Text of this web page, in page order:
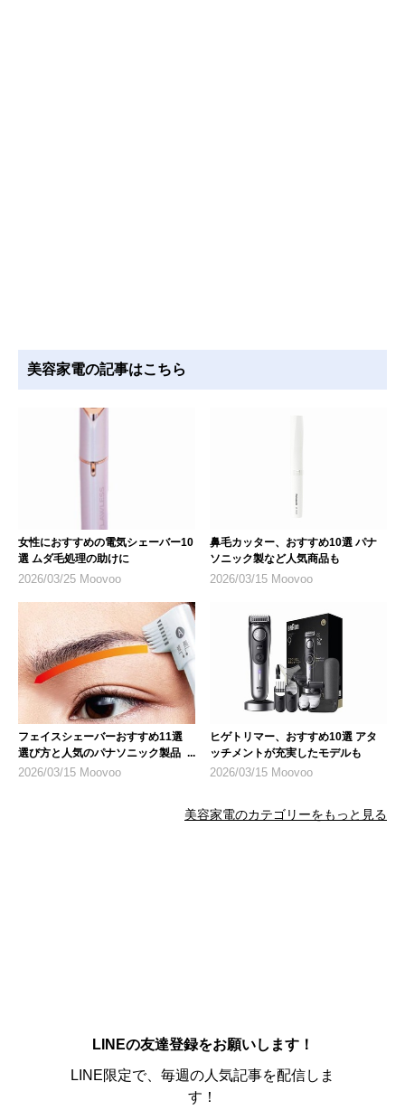
美容家電の記事はこちら
女性におすすめの電気シェーバー10
選 ムダ毛処理の助けに
2026/03/25 Moovoo
鼻毛カッター、おすすめ10選 パナ
ソニック製など人気商品も
2026/03/15 Moovoo
フェイスシェーバーおすすめ11選
選び方と人気のパナソニック製品も
登場
2026/03/15 Moovoo
ヒゲトリマー、おすすめ10選 アタ
ッチメントが充実したモデルも
2026/03/15 Moovoo
美容家電のカテゴリーをもっと見る
LINEの友達登録をお願いします！
LINE限定で、毎週の人気記事を配信しま
す！